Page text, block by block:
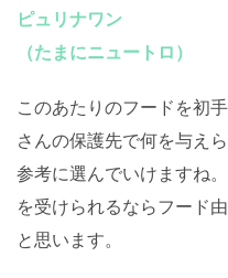
ピュリナワン
（たまにニュートロ）
このあたりのフードを初
さんの保護先で何を与え
参考に選んでいけますね
を受けられるならフード
と思います。